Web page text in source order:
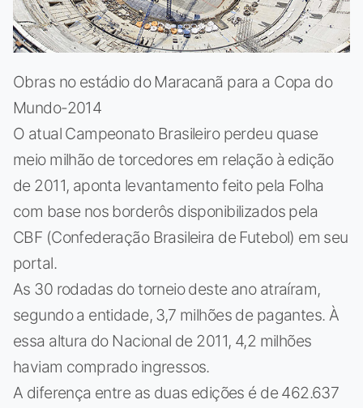
Obras no estádio do Maracanã para a Copa do
Mundo-2014
O atual Campeonato Brasileiro perdeu quase
meio milhão de torcedores em relação à edição
de 2011, aponta levantamento feito pela Folha
com base nos borderôs disponibilizados pela
CBF (Confederação Brasileira de Futebol) em seu
portal.
As 30 rodadas do torneio deste ano atraíram,
segundo a entidade, 3,7 milhões de pagantes. À
essa altura do Nacional de 2011, 4,2 milhões
haviam comprado ingressos.
A diferença entre as duas edições é de 462.637